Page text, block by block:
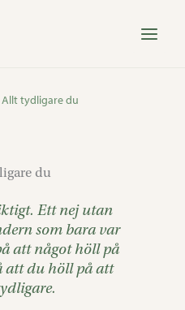
Allt tydligare du
du
Ett nej utan
som bara var
att något höll på
att du höll på att